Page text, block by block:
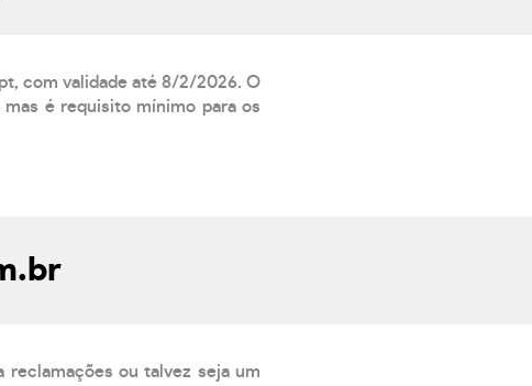
com validade até 8/2/2026. O
é requisito mínimo para os
reclamações ou talvez seja um